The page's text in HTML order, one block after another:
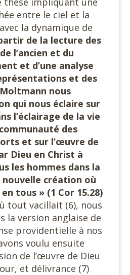
entre le ciel et la
la dynamique de
de la lecture des
l’ancien et du
et d’une analyse
et des
nous
qui nous éclaire sur
l’éclairage de la vie
des
et sur l’œuvre de
Dieu en Christ à
les hommes dans la
nouvelle création où
tous » (1 Cor 15.28)
tout vacillait (6), nous
la version anglaise de
providentielle à nos
voulu ensuite
de l’œuvre de Dieu
et délivrance (7)